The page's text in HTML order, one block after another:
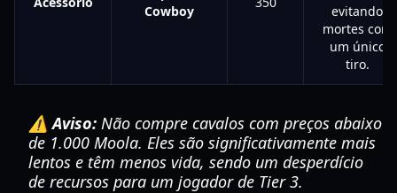
Cowboy
evitando
mortes com
um único
tiro.
⚠️ Aviso: Não compre cavalos com preços abaixo
de 1.000 Moola. Eles são significativamente mais
lentos e têm menos vida, sendo um desperdício
de recursos para um jogador de Tier 3.